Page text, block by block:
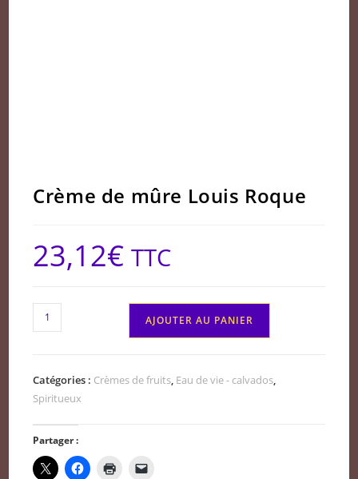
Crème de mûre Louis Roque
23,12€ TTC
quantité
de
mûre
AJOUTER AU PANIER
Catégories : Crèmes de fruits Eau de vie - calvados
Spiritueux
Partager :